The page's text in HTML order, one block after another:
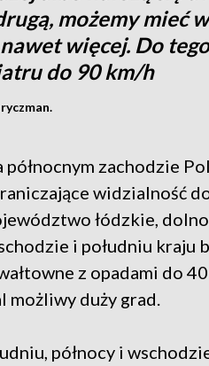
możemy mieć
więcej. Do
do 90 km/h
zachodzie
widzialność
łódzkie,
i południu kraju
z opadami do
możliwy duży grad.
północy i